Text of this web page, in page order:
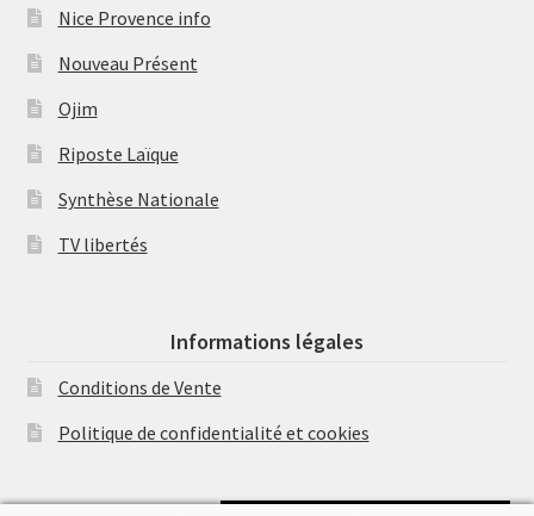
Nice Provence info
Nouveau Présent
Ojim
Riposte Laïque
Synthèse Nationale
TV libertés
Informations légales
Conditions de Vente
Politique de confidentialité et cookies